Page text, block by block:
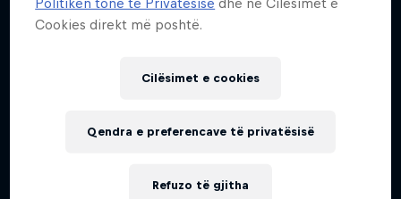
Cookies direkt më poshtë.
Cilësimet e cookies
Refuzo të gjitha
Qendra e preferencave të privatësisë